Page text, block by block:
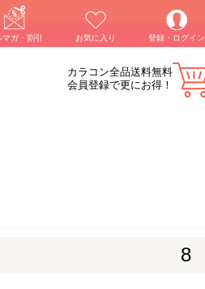
マガ・割引 お気に入り 登録・ログイン
カラコン全品送料無料
会員登録で更にお得！
8